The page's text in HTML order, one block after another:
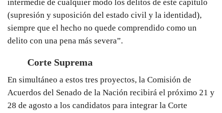
intermedie de cualquier modo los delitos de este capítulo
(supresión y suposición del estado civil y la identidad),
siempre que el hecho no quede comprendido como un
delito con una pena más severa”.
Corte Suprema
En simultáneo a estos tres proyectos, la Comisión de
Acuerdos del Senado de la Nación recibirá el próximo 21 y
28 de agosto a los candidatos para integrar la Corte